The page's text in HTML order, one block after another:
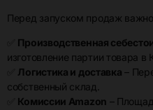
Перед запуском продаж
Производственная
изготовление партии товара в
Логистика и доставка –
собственный склад.
Комиссии Amazon –